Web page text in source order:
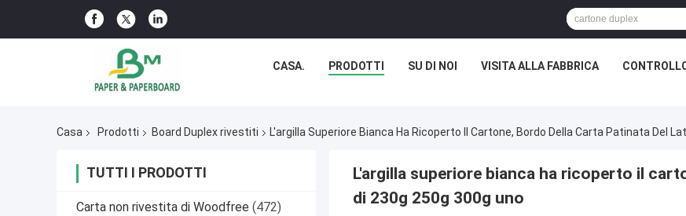
CASA. PRODOTTI SU DI NOI VISITA ALLA FABBRICA
Casa Prodotti Board Duplex rivestiti L'argilla Superiore Bianca Ha Ricoperto Il Cartone, Bordo Della Carta Patinata Del
TUTTI I PRODOTTI
Carta non rivestita di Woodfree (472)
L'argilla superiore bianca ha ricoperto il
di 230g 250g 300g uno